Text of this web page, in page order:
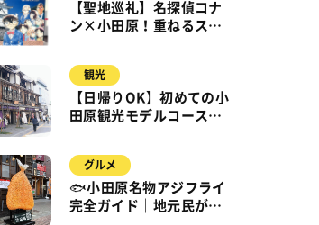
【聖地巡礼】名探偵コナ
ン×小田原！重ねるスタ
で】小田原・箱根・湯河
原
観光
【日帰りOK】初めての小
田原観光モデルコース｜
満喫
グルメ
🐟小田原名物アジフライ
完全ガイド｜地元民が通